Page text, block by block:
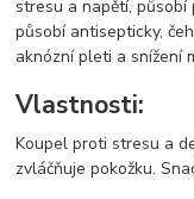
stresu a napětí,
působí antisepticky,
aknózní pleti a snížení
Vlastnosti:
Koupel proti stresu a
zvláčňuje pokožku.